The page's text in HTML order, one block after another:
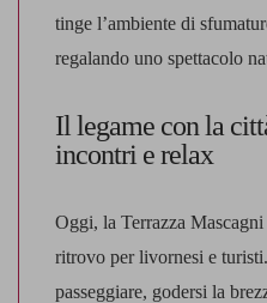
tinge l’ambiente di
regalando uno spettacolo
Il legame con la
incontri e relax
Oggi, la Terrazza Mascagni
ritrovo per livornesi e turisti
passeggiare, godersi la